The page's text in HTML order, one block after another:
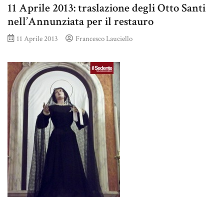
11 Aprile 2013: traslazione degli Otto Santi
nell’Annunziata per il restauro
11 Aprile 2013 Francesco Lauciello